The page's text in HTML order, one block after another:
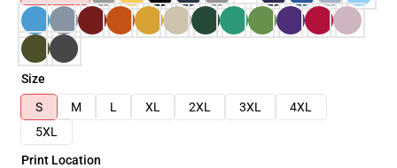
Size
S
M L XL 2XL 3XL
4XL
5XL
Print Location